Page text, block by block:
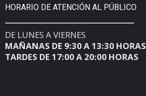
HORARIO DE ATENCIÓN AL PÚBLICO
DE LUNES A VIERNES
MAÑANAS DE 9:30 A 13:30 HORAS
TARDES DE 17:00 A 20:00 HORAS